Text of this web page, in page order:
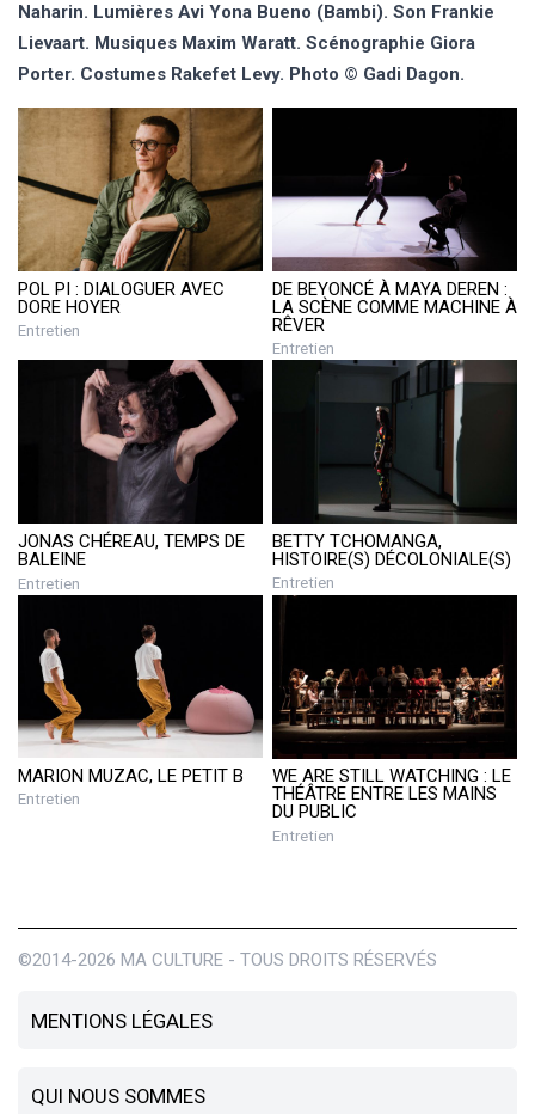
Naharin. Lumières Avi Yona Bueno (Bambi). Son Frankie
Lievaart. Musiques Maxim Waratt. Scénographie Giora
Porter. Costumes Rakefet Levy. Photo © Gadi Dagon.
POL PI : DIALOGUER AVEC
DORE HOYER
Entretien
DE BEYONCÉ À MAYA DEREN :
LA SCÈNE COMME MACHINE À
RÊVER
Entretien
JONAS CHÉREAU, TEMPS DE
BALEINE
Entretien
BETTY TCHOMANGA,
HISTOIRE(S) DÉCOLONIALE(S)
Entretien
MARION MUZAC, LE PETIT B
Entretien
WE ARE STILL WATCHING : LE
THÉÂTRE ENTRE LES MAINS
DU PUBLIC
Entretien
©2014-2026 MA CULTURE - TOUS DROITS RÉSERVÉS
MENTIONS LÉGALES
QUI NOUS SOMMES